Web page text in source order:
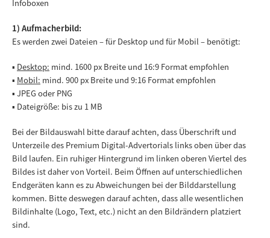
Infoboxen
1) Aufmacherbild:
Es werden zwei Dateien – für Desktop und für Mobil – benötigt:
▪ Desktop: mind. 1600 px Breite und 16:9 Format empfohlen
▪ Mobil: mind. 900 px Breite und 9:16 Format empfohlen
▪ JPEG oder PNG
▪ Dateigröße: bis zu 1 MB
Bei der Bildauswahl bitte darauf achten, dass Überschrift und
Unterzeile des Premium Digital-Advertorials links oben über das
Bild laufen. Ein ruhiger Hintergrund im linken oberen Viertel des
Bildes ist daher von Vorteil. Beim Öffnen auf unterschiedlichen
Endgeräten kann es zu Abweichungen bei der Bilddarstellung
kommen. Bitte deswegen darauf achten, dass alle wesentlichen
Bildinhalte (Logo, Text, etc.) nicht an den Bildrändern platziert
sind.